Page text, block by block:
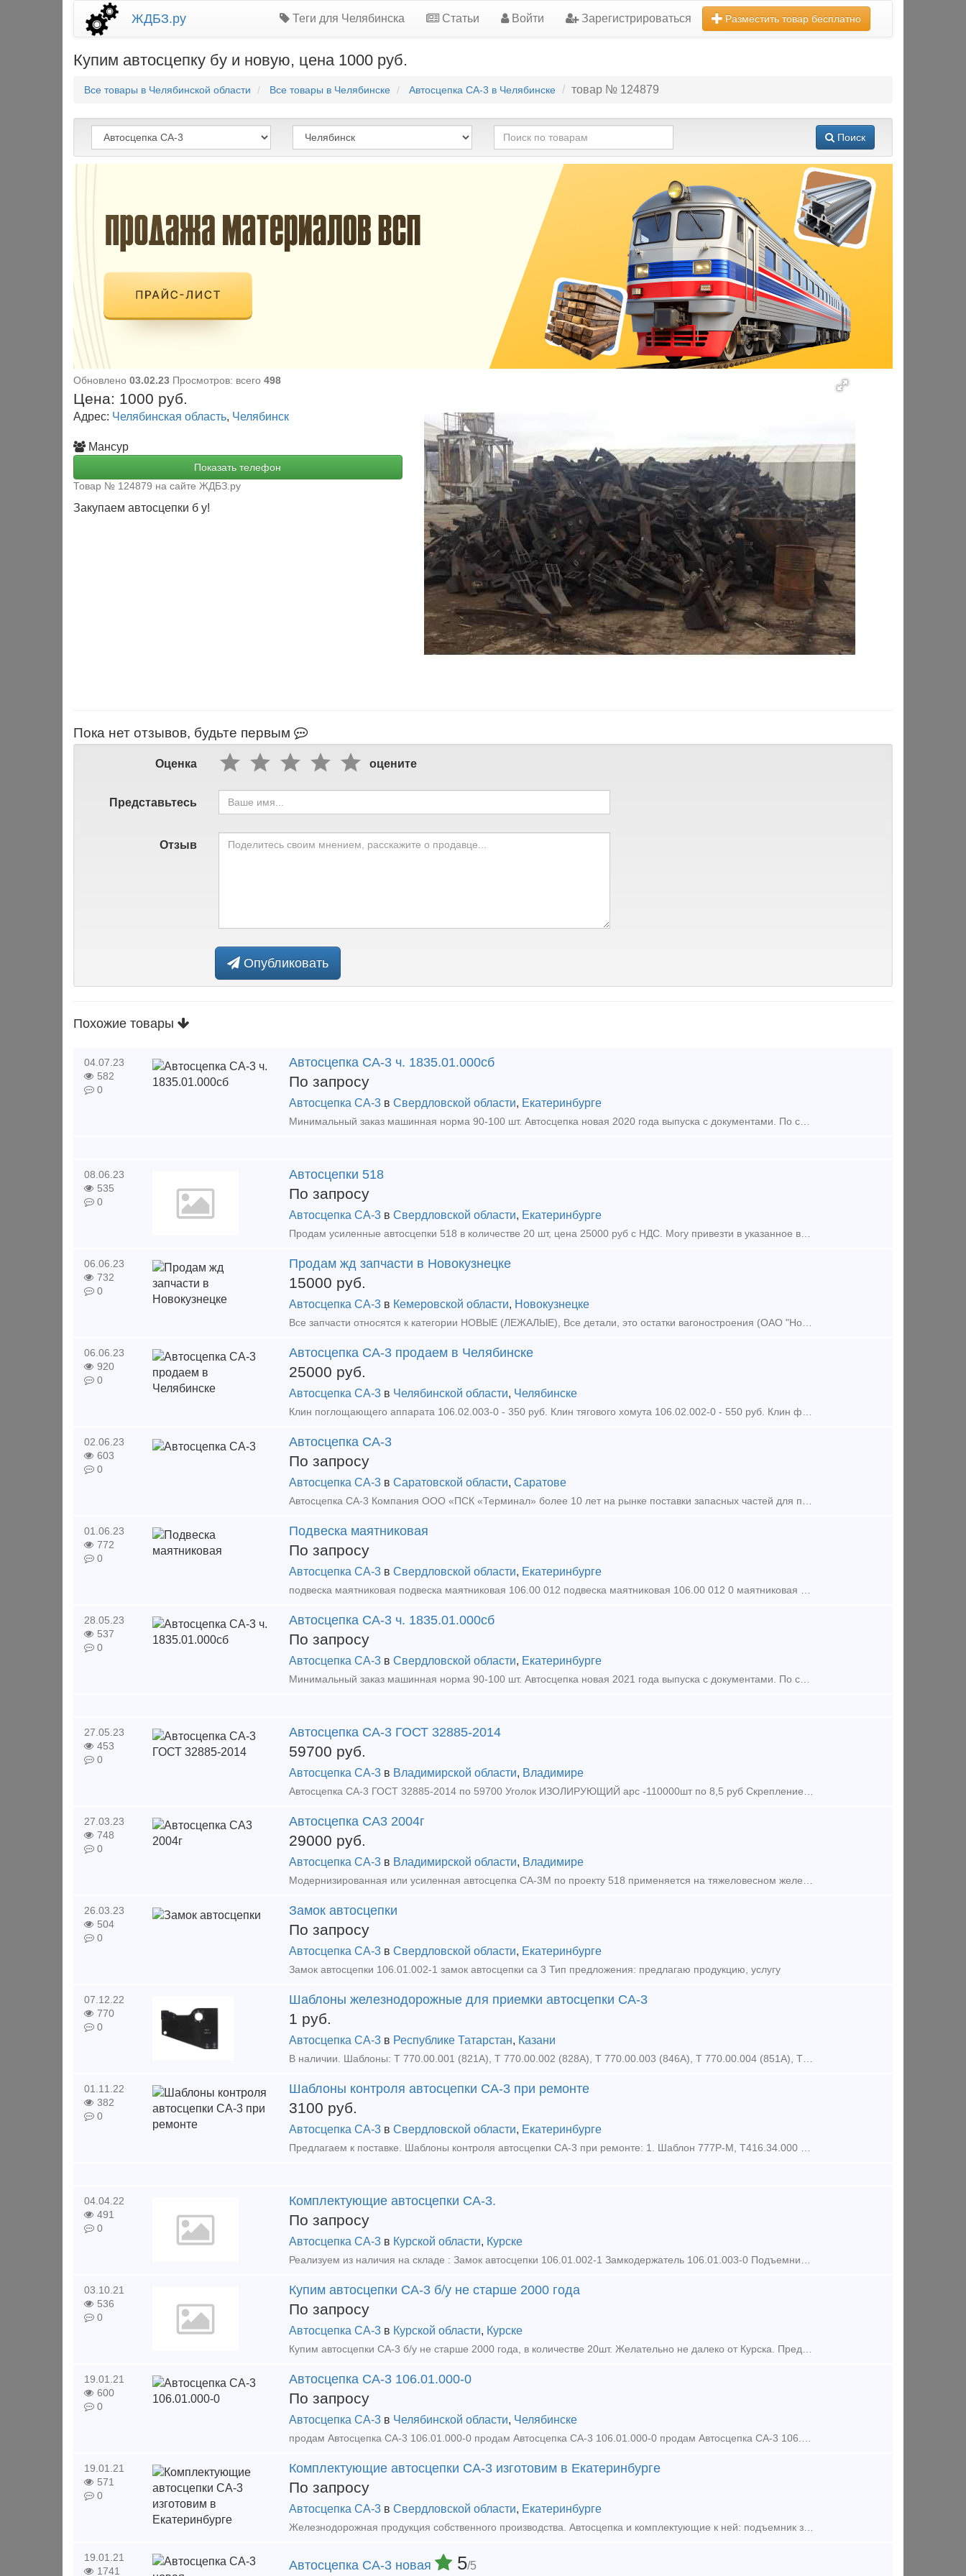
ЖДБЗ.ру Теги для Челябинска Статьи Войти Зарегистрироваться Разместить товар бесплатно
Купим автосцепку бу и новую, цена 1000 руб.
Все товары в Челябинской области Все товары в Челябинске Автосцепка СА-3 в Челябинске товар № 124879
Поиск
Обновлено 03.02.23 Просмотров: всего 498
Цена: 1000 руб.
Адрес: Челябинская область, Челябинск
Мансур
Показать телефон
Товар № 124879 на сайте ЖДБЗ.ру
Закупаем автосцепки б у!
Пока нет отзывов, будьте первым
Оценка оцените
Представьтесь
Отзыв
Опубликовать
Похожие товары
04.07.23
582
0
Автосцепка СА-3 ч. 1835.01.000сб
По запросу
Автосцепка СА-3 в Свердловской области, Екатеринбурге
Минимальный заказ машинная норма 90-100 шт. Автосцепка новая 2020 года выпуска с документами. По самой выгодной цене на рынке! ! ! Относиться к ударно-тяговому оборудованию и предназн
08.06.23
535
0
Автосцепки 518
По запросу
Автосцепка СА-3 в Свердловской области, Екатеринбурге
Продам усиленные автосцепки 518 в количестве 20 шт, цена 25000 руб с НДС. Могу привезти в указанное вами ВРК.
06.06.23
732
0
Продам жд запчасти в Новокузнецке
15000 руб.
Автосцепка СА-3 в Кемеровской области, Новокузнецке
Все запчасти относятся к категории НОВЫЕ (ЛЕЖАЛЫЕ), Все детали, это остатки вагоностроения (ОАО "Новокузнецкий вагоностроительный завод"), Года выпуска 2014 г.в. Готовы о
06.06.23
920
0
Автосцепка СА-3 продаем в Челябинске
25000 руб.
Автосцепка СА-3 в Челябинской области, Челябинске
Клин поглощающего аппарата 106.02.003-0 - 350 руб. Клин тягового хомута 106.02.002-0 - 550 руб. Клин фрикционный Ханина М1698.00.002 - 680 руб. Колодка локомотивная гребневая тип М -
02.06.23
603
0
Автосцепка СА-3
По запросу
Автосцепка СА-3 в Саратовской области, Саратове
Автосцепка СА-3 Компания ООО «ПСК «Терминал» более 10 лет на рынке поставки запасных частей для подвижного состава железнодорожного транспорта. Комплексные поставки полного перечня под
01.06.23
772
0
Подвеска маятниковая
По запросу
Автосцепка СА-3 в Свердловской области, Екатеринбурге
подвеска маятниковая подвеска маятниковая 106.00 012 подвеска маятниковая 106.00 012 0 маятниковая подвеска автосцепки маятниковая подвеска грузового вагона подвеска маятниковая
28.05.23
537
0
Автосцепка СА-3 ч. 1835.01.000сб
По запросу
Автосцепка СА-3 в Свердловской области, Екатеринбурге
Минимальный заказ машинная норма 90-100 шт. Автосцепка новая 2021 года выпуска с документами. По самой выгодной цене на рынке! ! ! относиться к ударно-тяговому оборудованию и предназн
27.05.23
453
0
Автосцепка СА-3 ГОСТ 32885-2014
59700 руб.
Автосцепка СА-3 в Владимирской области, Владимире
Автосцепка СА-3 ГОСТ 32885-2014 по 59700 Уголок ИЗОЛИРУЮЩИЙ арс -110000шт по 8,5 руб Скрепление АРС - 15000компл по 690 рубкомплект на шпалу Клемма арс - 60000шт по 78 руб Подк
27.03.23
748
0
Автосцепка СА3 2004г
29000 руб.
Автосцепка СА-3 в Владимирской области, Владимире
Модернизированная или усиленная автосцепка СА-3М по проекту 518 применяется на тяжеловесном железнодорожном транспорте. Эта сцепка взаимосцепляемая с обычной автосцепкой 106.01.001-00/05, но
26.03.23
504
0
Замок автосцепки
По запросу
Автосцепка СА-3 в Свердловской области, Екатеринбурге
Замок автосцепки 106.01.002-1 замок автосцепки са 3 Тип предложения: предлагаю продукцию, услугу
07.12.22
770
0
Шаблоны железнодорожные для приемки автосцепки СА-3
1 руб.
Автосцепка СА-3 в Республике Татарстан, Казани
В наличии. Шаблоны: Т 770.00.001 (821А), Т 770.00.002 (828А), Т 770.00.003 (846А), Т 770.00.004 (851А), Т 770.00.005 (852А), Т 770.00.006 (884А), Т 770.00.007 (830А), Т 770.00.008 (47Г1), Т 770.00.0
01.11.22
382
0
Шаблоны контроля автосцепки СА-3 при ремонте
3100 руб.
Автосцепка СА-3 в Свердловской области, Екатеринбурге
Предлагаем к поставке. Шаблоны контроля автосцепки СА-3 при ремонте: 1. Шаблон 777Р-М, Т416.34.000 2шт. – 9550р. 2. Шаблон 780Р-М, Т416.35.000 3шт.– 12100р. 3. Шаблон 816Р, Т416.12.00
04.04.22
491
0
Комплектующие автосцепки СА-3.
По запросу
Автосцепка СА-3 в Курской области, Курске
Реализуем из наличия на складе : Замок автосцепки 106.01.002-1 Замкодержатель 106.01.003-0 Подъемник замка 106.01.004-0 Предохранитель замка автосцепки 106.01.006-0 Валик подъе
03.10.21
536
0
Купим автосцепки СА-3 б/у не старше 2000 года
По запросу
Автосцепка СА-3 в Курской области, Курске
Купим автосцепки СА-3 б/у не старше 2000 года, в количестве 20шт. Желательно не далеко от Курска. Предложения просим присылать на zd.kursk yandex ru или по телефону 8-920-731-99-90. Рассмот
19.01.21
600
0
Автосцепка СА-3 106.01.000-0
По запросу
Автосцепка СА-3 в Челябинской области, Челябинске
продам Автосцепка СА-3 106.01.000-0 продам Автосцепка СА-3 106.01.000-0 продам Автосцепка СА-3 106.01.000-0 продам Автосцепка СА-3 106.01.000-0 продам Автосцепка СА-3 1
19.01.21
571
0
Комплектующие автосцепки СА-3 изготовим в Екатеринбурге
По запросу
Автосцепка СА-3 в Свердловской области, Екатеринбурге
Железнодорожная продукция собственного производства. Автосцепка и комплектующие к ней: подъемник замка, предохранитель замка, валик подъемника, замок, замкодержатель, поглощающий аппарат, корп
19.01.21
1741 Автосцепка СА-3 новая 5/5